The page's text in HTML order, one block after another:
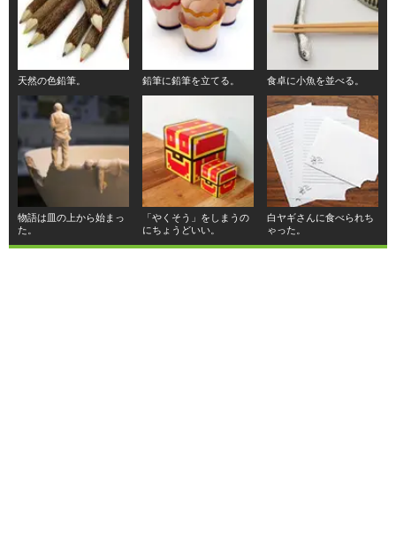
天然の色鉛筆。 鉛筆に鉛筆を立てる。 食卓に小魚を並べる。
物語は皿の上から始まっ
た。
「やくそう」をしまうの
にちょうどいい。
白ヤギさんに食べられち
ゃった。